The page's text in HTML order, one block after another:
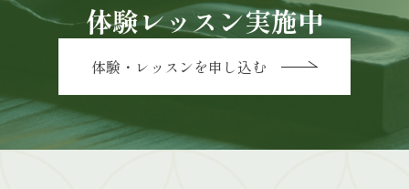
体験レッスン実施中
体験・レッスンを申し込む